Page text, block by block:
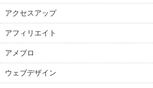
アクセスアップ
アフィリエイト
アメブロ
ウェブデザイン